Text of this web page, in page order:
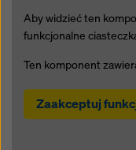
Aby widzieć ten
funkcjonalne
Ten komponent
Zaakceptuj